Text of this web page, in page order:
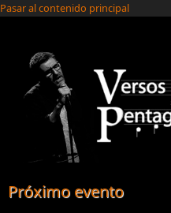
Pasar al contenido principal
Próximo evento